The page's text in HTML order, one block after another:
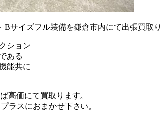
サイズフル装備を鎌倉市内にて出張買取り
ション
ある
能共に
高価にて買取ります。
ラスにおまかせ下さい。